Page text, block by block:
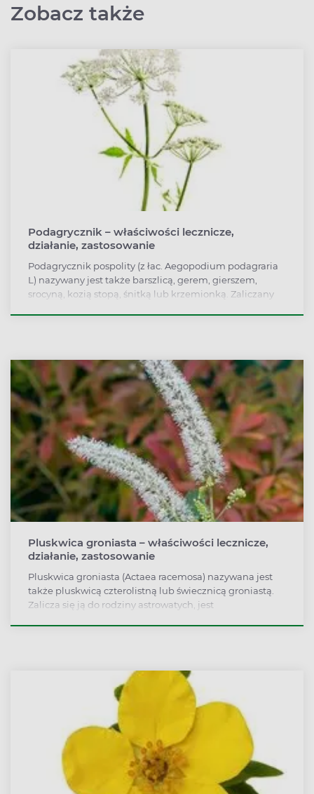
Zobacz także
Podagrycznik – właściwości lecznicze,
działanie, zastosowanie
Podagrycznik pospolity (z łac. Aegopodium podagraria
L) nazywany jest także barszlicą, gerem, gierszem,
srocyną, kozią stopą, śnitką lub krzemionką. Zaliczany
właściwościach i szerokim zastosowaniu. Pierwotna
nazwa podagrycznika pochodzi od podagry (znanej też
jako dna moczanowa), czyli choroby spowodowanej
nadmiernym odkładaniem się złogów kwasu
moczowego w stawach. To w jej leczeniu
wykorzystywany jest od tysięcy lat, jako naturalny sposób
zmniejszający dolegliwości i wspomagający leczenie.
Obecnie jego zastosowanie jest jednak zdecydowanie
szersze i warto go stosować nie tylko w problemach
stawowych.
Pluskwica groniasta – właściwości lecznicze,
działanie, zastosowanie
Pluskwica groniasta (Actaea racemosa) nazywana jest
także pluskwicą czterolistną lub świecznicą groniastą.
Zalicza się ją do rodziny astrowatych, jest
głównie u kobiet w okresie menopauzy w celu
łagodzenia towarzyszących jej dolegliwości. Obecnie
stosuje się ją również w problemach reumatycznych,
neurologicznych oraz ginekologicznych.